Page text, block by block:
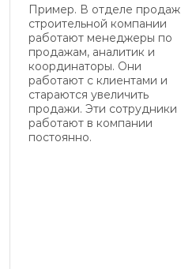
Пример. В отделе продаж
строительной компании
работают менеджеры по
продажам, аналитик и
координаторы. Они
работают с клиентами и
стараются увеличить
продажи. Эти сотрудники
работают в компании
постоянно.